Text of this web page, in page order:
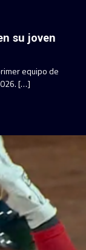
su joven
equipo de
[…]